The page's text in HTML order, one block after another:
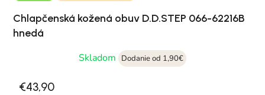
Chlapčenská kožená obuv D.D.STEP 066-62216B
hnedá
Skladom
Dodanie od 1,90€
€43,90